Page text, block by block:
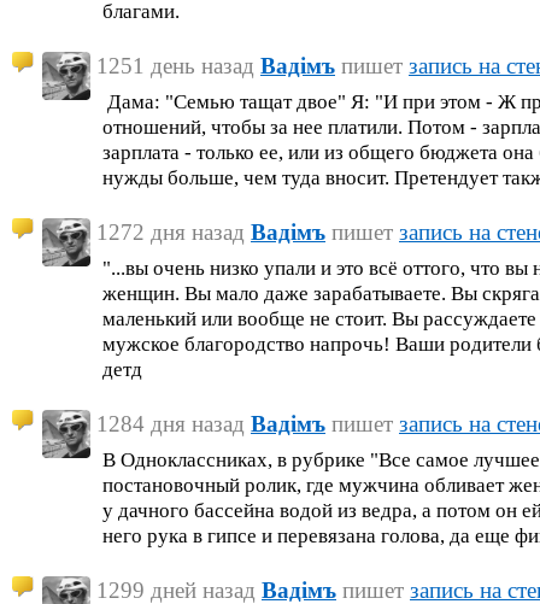
благами.
1251 день назад Вадiмъ пишет запись на
Дама: "Семью тащат двое" Я: "И при этом - Ж
отношений, чтобы за нее платили. Потом -
зарплата - только ее, или из общего бюджета
нужды больше, чем туда вносит. Претендует
1272 дня назад Вадiмъ пишет запись на
"...вы очень низко упали и это всё оттого, что вы
женщин. Вы мало даже зарабатываете. Вы
маленький или вообще не стоит. Вы
мужское благородство напрочь! Ваши
детд
1284 дня назад Вадiмъ пишет запись на
В Одноклассниках, в рубрике "Все самое
постановочный ролик, где мужчина обливает
у дачного бассейна водой из ведра, а потом он
него рука в гипсе и перевязана голова, да еще
1299 дней назад Вадiмъ пишет запись на